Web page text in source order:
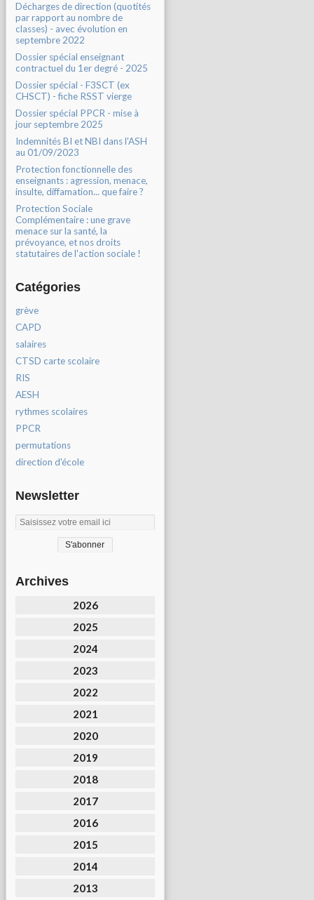
Décharges de direction (quotités
par rapport au nombre de
classes) - avec évolution en
septembre 2022
Dossier spécial enseignant
contractuel du 1er degré - 2025
Dossier spécial - F3SCT (ex
CHSCT) - fiche RSST vierge
Dossier spécial PPCR - mise à
jour septembre 2025
Indemnités BI et NBI dans l'ASH
au 01/09/2023
Protection fonctionnelle des
enseignants : agression, menace,
insulte, diffamation... que faire ?
Protection Sociale
Complémentaire : une grave
menace sur la santé, la
prévoyance, et nos droits
statutaires de l'action sociale !
Catégories
grève
CAPD
salaires
CTSD carte scolaire
RIS
AESH
rythmes scolaires
PPCR
permutations
direction d'école
Newsletter
Archives
2026
2025
2024
2023
2022
2021
2020
2019
2018
2017
2016
2015
2014
2013